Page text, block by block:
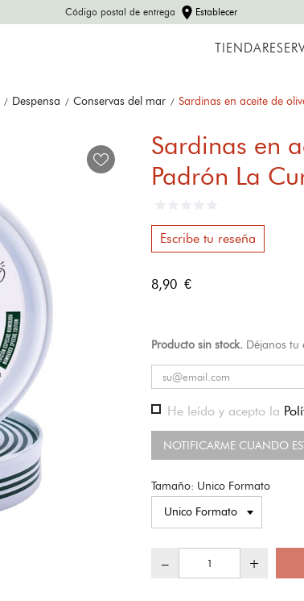
Código postal de entrega location_on Establecer
TIENDA
Despensa Conservas del mar Sardinas en aceite de
Sardinas en
Padrón La
Escribe tu reseña
8,90 €
Producto sin stock. Déjanos tu
He leído y acepto la
NOTIFICARME CUANDO
Tamaño: Unico Formato
– +